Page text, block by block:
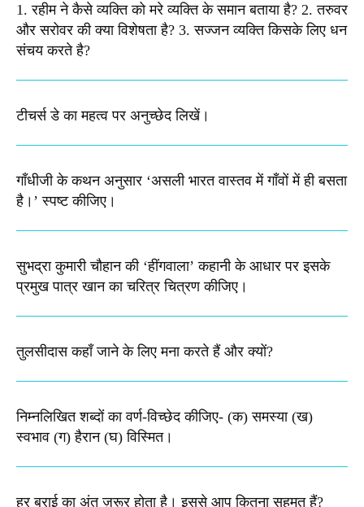
1. रहीम ने कैसे व्यक्ति को मरे व्यक्ति के समान बताया है? 2. तरुवर
और सरोवर की क्या विशेषता है? 3. सज्जन व्यक्ति किसके लिए धन
संचय करते है?
टीचर्स डे का महत्व पर अनुच्छेद लिखें।
गाँधीजी के कथन अनुसार ‘असली भारत वास्तव में गाँवों में ही बसता
है।’ स्पष्ट कीजिए।
सुभद्रा कुमारी चौहान की ‘हींगवाला’ कहानी के आधार पर इसके
प्रमुख पात्र खान का चरित्र चित्रण कीजिए।
तुलसीदास कहाँ जाने के लिए मना करते हैं और क्यों?
निम्नलिखित शब्दों का वर्ण-विच्छेद कीजिए-​ (क) समस्या (ख)
स्वभाव (ग) हैरान (घ) विस्मित।
हर बुराई का अंत ज़रूर होता है। इससे आप कितना सहमत हैं?